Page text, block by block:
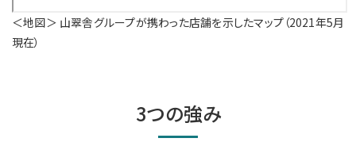
＜地図＞ 山翠舎グループが携わった店舗を示したマップ（2021年5月
現在）
3つの強み